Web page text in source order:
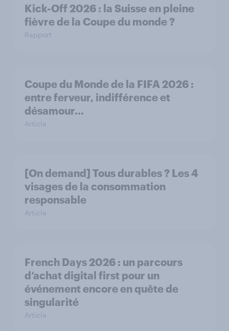
Kick-Off 2026 : la Suisse en pleine
fièvre de la Coupe du monde ?
Rapport
Coupe du Monde de la FIFA 2026 :
entre ferveur, indifférence et
désamour…
Article
[On demand] Tous durables ? Les 4
visages de la consommation
responsable
Article
French Days 2026 : un parcours
d’achat digital first pour un
événement encore en quête de
singularité
Article